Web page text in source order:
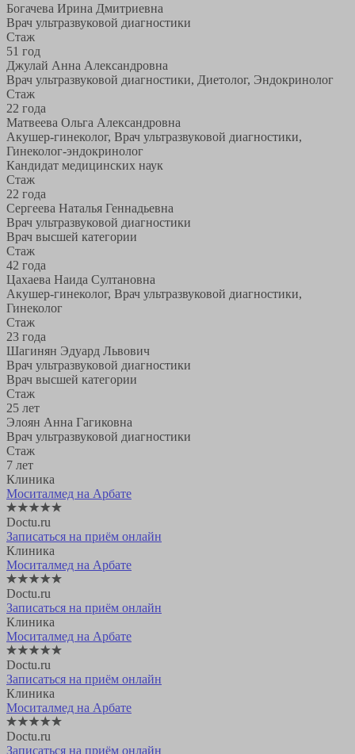
Богачева Ирина Дмитриевна
Врач ультразвуковой диагностики
Стаж
51 год
Джулай Анна Александровна
Врач ультразвуковой диагностики, Диетолог, Эндокринолог
Стаж
22 года
Матвеева Ольга Александровна
Акушер-гинеколог, Врач ультразвуковой диагностики,
Гинеколог-эндокринолог
Кандидат медицинских наук
Стаж
22 года
Сергеева Наталья Геннадьевна
Врач ультразвуковой диагностики
Врач высшей категории
Стаж
42 года
Цахаева Наида Султановна
Акушер-гинеколог, Врач ультразвуковой диагностики,
Гинеколог
Стаж
23 года
Шагинян Эдуард Львович
Врач ультразвуковой диагностики
Врач высшей категории
Стаж
25 лет
Элоян Анна Гагиковна
Врач ультразвуковой диагностики
Стаж
7 лет
Клиника
Моситалмед на Арбате
Doctu.ru
Записаться на приём онлайн
Клиника
Моситалмед на Арбате
Doctu.ru
Записаться на приём онлайн
Клиника
Моситалмед на Арбате
Doctu.ru
Записаться на приём онлайн
Клиника
Моситалмед на Арбате
Doctu.ru
Записаться на приём онлайн